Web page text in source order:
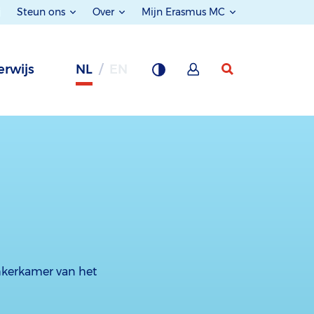
Steun ons Over Mijn Erasmus MC
NL
van het